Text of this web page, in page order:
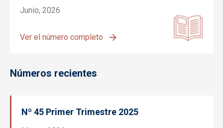
Junio, 2026
Ver el número completo
Números recientes
Nº 45 Primer Trimestre 2025